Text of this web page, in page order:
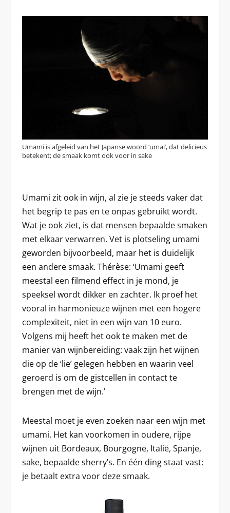
Umami is afgeleid van het Japanse woord ‘umai’, dat delicieus
betekent; de smaak komt ook voor in sake
Umami zit ook in wijn, al zie je steeds vaker dat
het begrip te pas en te onpas gebruikt wordt.
Wat je ook ziet, is dat mensen bepaalde smaken
met elkaar verwarren. Vet is plotseling umami
geworden bijvoorbeeld, maar het is duidelijk
een andere smaak. Thérèse: ‘Umami geeft
meestal een filmend effect in je mond, je
speeksel wordt dikker en zachter. Ik proef het
vooral in harmonieuze wijnen met een hogere
complexiteit, niet in een wijn van 10 euro.
Volgens mij heeft het ook te maken met de
manier van wijnbereiding: vaak zijn het wijnen
die op de ‘lie’ gelegen hebben en waarin veel
geroerd is om de gistcellen in contact te
brengen met de wijn.’
Meestal moet je even zoeken naar een wijn met
umami. Het kan voorkomen in oudere, rijpe
wijnen uit Bordeaux, Bourgogne, Italië, Spanje,
sake, bepaalde sherry’s. En één ding staat vast:
je betaalt extra voor deze smaak.